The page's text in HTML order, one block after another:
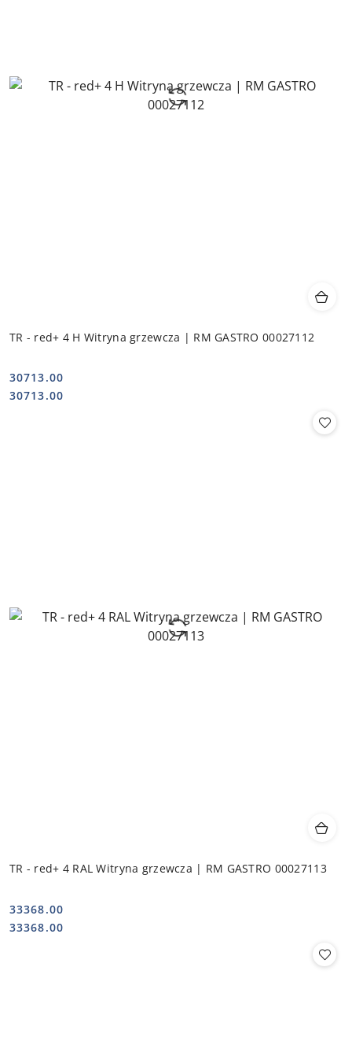
TR - red+ 4 H Witryna grzewcza | RM GASTRO 00027112
Cena:
30713.00
Cena:
30713.00
TR - red+ 4 RAL Witryna grzewcza | RM GASTRO 00027113
Cena:
33368.00
Cena:
33368.00